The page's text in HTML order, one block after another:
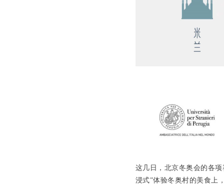
这几日，北京冬奥会的各
浸式”体验冬奥村的美食上